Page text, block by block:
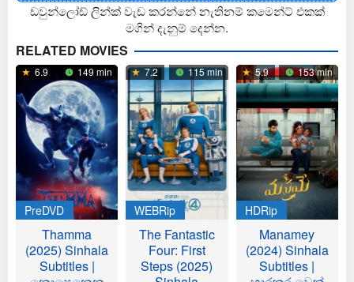
ඩවුන්ලෝඩ් ලින්ක් වැඩ කරන්නේ නැතිනම් කමෙන්ට් එකක්
මගින් දැනුම් දෙන්න.
RELATED MOVIES
6.9 149 min
PreDVD
Thamma
(2025) Sinhala
Subtitles |
7.2 115 min
WEBRip
The Fantastic
Four: First
Steps (2025)
5.9 153 min
HDRip
Manamey
(2024) Sinhala
Subtitles |